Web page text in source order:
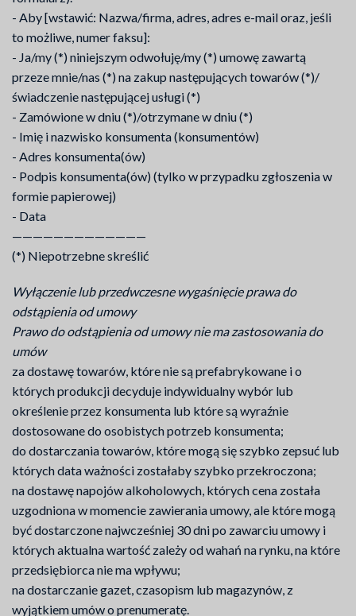
- Aby [wstawić: Nazwa/firma, adres, adres e-mail oraz, jeśli
to możliwe, numer faksu]:
- Ja/my (*) niniejszym odwołuję/my (*) umowę zawartą
przeze mnie/nas (*) na zakup następujących towarów (*)/
świadczenie następującej usługi (*)
- Zamówione w dniu (*)/otrzymane w dniu (*)
- Imię i nazwisko konsumenta (konsumentów)
- Adres konsumenta(ów)
- Podpis konsumenta(ów) (tylko w przypadku zgłoszenia w
formie papierowej)
- Data
—————————————
(*) Niepotrzebne skreślić
Wyłączenie lub przedwczesne wygaśnięcie prawa do
odstąpienia od umowy
Prawo do odstąpienia od umowy nie ma zastosowania do
umów
za dostawę towarów, które nie są prefabrykowane i o
których produkcji decyduje indywidualny wybór lub
określenie przez konsumenta lub które są wyraźnie
dostosowane do osobistych potrzeb konsumenta;
do dostarczania towarów, które mogą się szybko zepsuć lub
których data ważności zostałaby szybko przekroczona;
na dostawę napojów alkoholowych, których cena została
uzgodniona w momencie zawierania umowy, ale które mogą
być dostarczone najwcześniej 30 dni po zawarciu umowy i
których aktualna wartość zależy od wahań na rynku, na które
przedsiębiorca nie ma wpływu;
na dostarczanie gazet, czasopism lub magazynów, z
wyjątkiem umów o prenumeratę.